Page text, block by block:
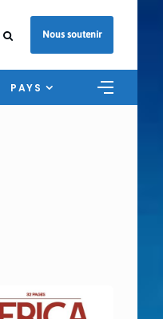
Nous soutenir
PAYS